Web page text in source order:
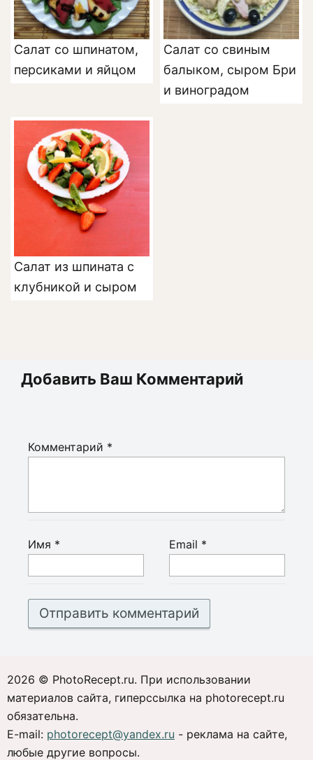
Салат со шпинатом,
персиками и яйцом
Салат со свиным
балыком, сыром Бри
и виноградом
Салат из шпината с
клубникой и сыром
Добавить Ваш Комментарий
Комментарий *
Имя * Email *
2026 © PhotoRecept.ru. При использовании
материалов сайта, гиперссылка на photorecept.ru
обязательна.
E-mail: photorecept@yandex.ru - реклама на сайте,
любые другие вопросы.